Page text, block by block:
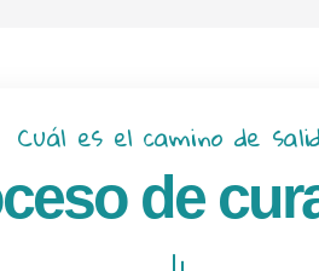
Cuál es el camino de
de